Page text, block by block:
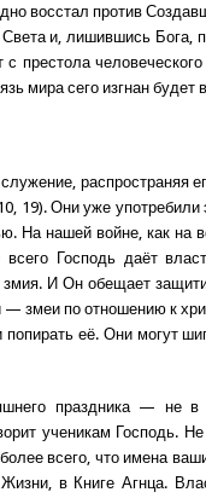
восстал против
и, лишившись Бога,
престола
мира сего изгнан будет
распространяя
19). Они уже употребили
На нашей войне, как на
всего Господь даёт
И Он обещает
змеи по отношению к
её. Они могут
праздника — не
ученикам Господь.
всего, что имена
в Книге Агнца.